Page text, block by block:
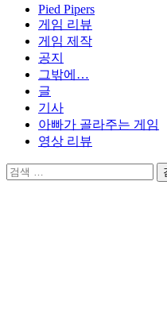
Pied Pipers
게임 리뷰
게임 제작
공지
그밖에…
글
기사
아빠가 골라주는 게임
영상 리뷰
검